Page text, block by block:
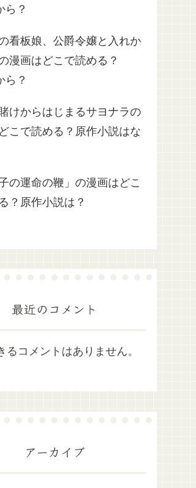
ら？
の看板娘、公爵令嬢と入れか
漫画はどこで読める？
ら？
けからはじまるサヨナラの
こで読める？原作小説はな
子の運命の鞭」の漫画はどこ
？原作小説は？
最近のコメント
るコメントはありません。
アーカイブ